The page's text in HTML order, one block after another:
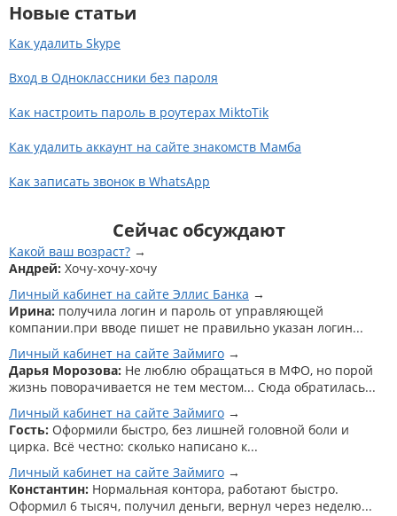
Новые статьи
Как удалить Skype
Вход в Одноклассники без пароля
Как настроить пароль в роутерах MiktoTik
Как удалить аккаунт на сайте знакомств Мамба
Как записать звонок в WhatsApp
Сейчас обсуждают
Какой ваш возраст?
Андрей: Хочу-хочу-хочу
Личный кабинет на сайте Эллис Банка
Ирина: получила логин и пароль от управляющей
компании.при вводе пишет не правильно указан логин...
Личный кабинет на сайте Займиго
Дарья Морозова: Не люблю обращаться в МФО, но порой
жизнь поворачивается не тем местом... Сюда обратилась...
Личный кабинет на сайте Займиго
Гость: Оформили быстро, без лишней головной боли и
цирка. Всё честно: сколько написано к...
Личный кабинет на сайте Займиго
Константин: Нормальная контора, работают быстро.
Оформил 6 тысяч, получил деньги, вернул через неделю...